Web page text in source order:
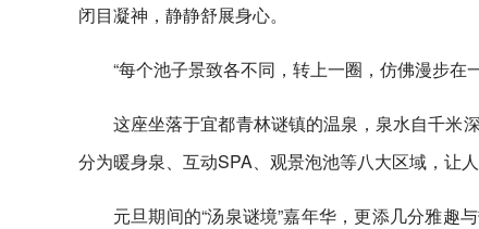
闭目凝神，静静舒展身心。
“每个池子景致各不同，转上一圈，仿佛漫步在
这座坐落于宜都青林谜镇的温泉，泉水自千米
分为暖身泉、互动SPA、观景泡池等八大区域，让
元旦期间的“汤泉谜境”嘉年华，更添几分雅趣